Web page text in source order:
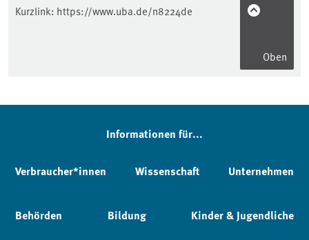
Kurzlink: https://www.uba.de/n8224de
Oben
Informationen für...
Verbraucher*innen Wissenschaft Unternehmen
Behörden Bildung Kinder & Jugendliche